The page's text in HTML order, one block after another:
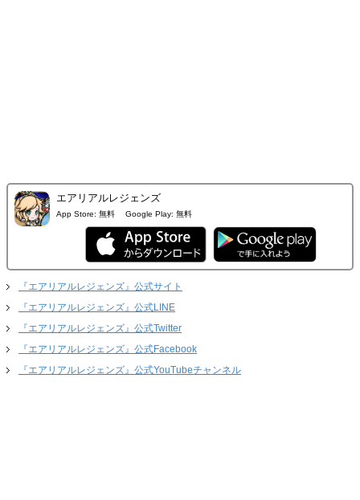
エアリアルレジェンズ
App Store: 無料 Google Play: 無料
『エアリアルレジェンズ』公式サイト
『エアリアルレジェンズ』公式LINE
『エアリアルレジェンズ』公式Twitter
『エアリアルレジェンズ』公式Facebook
『エアリアルレジェンズ』公式YouTubeチャンネル